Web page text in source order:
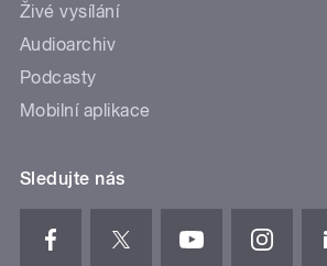
Živé vysílání
Audioarchiv
Podcasty
Mobilní aplikace
Sledujte nás